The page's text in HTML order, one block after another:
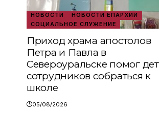
НОВОСТИ
НОВОСТИ ЕПАРХИИ
СОЦИАЛЬНОЕ СЛУЖЕНИЕ
Приход храма апостолов
Петра и Павла в
Североуральске помог
сотрудников собраться к
школе
05/08/2026